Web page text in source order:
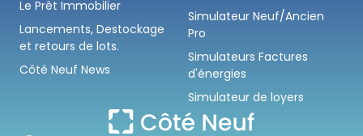
Le Prêt Immobilier
Lancements, Destockage
et retours de lots.
Côté Neuf News
Simulateur Neuf/Ancien
Pro
Simulateurs Factures
d'énergies
Simulateur de loyers